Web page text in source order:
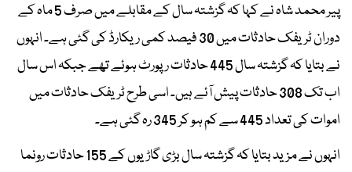
پیر محمد شاہ نے کہا کہ گزشتہ سال کے مقابلے میں صرف 5 ماہ کے
دوران ٹریفک حادثات میں 30 فیصد کمی ریکارڈ کی گئی ہے۔ انہوں
نے بتایا کہ گزشتہ سال 445 حادثات رپورٹ ہوئے تھے جبکہ اس سال
اب تک 308 حادثات پیش آئے ہیں۔ اسی طرح ٹریفک حادثات میں
اموات کی تعداد 445 سے کم ہو کر 345 رہ گئی ہے۔
انہوں نے مزید بتایا کہ گزشتہ سال بڑی گاڑیوں کے 155 حادثات رونما